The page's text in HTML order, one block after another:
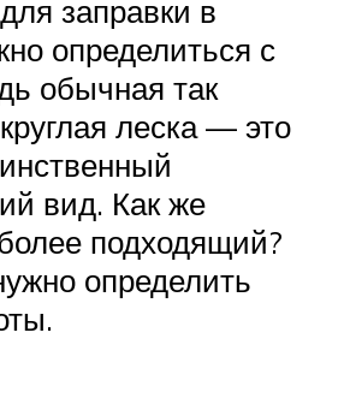
заправки в
определиться с
обычная так
леска — это
вид. Как же
подходящий?
определить